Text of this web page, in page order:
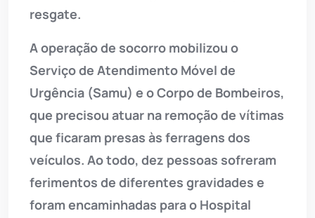
resgate.
A operação de socorro mobilizou o
Serviço de Atendimento Móvel de
Urgência (Samu) e o Corpo de Bombeiros,
que precisou atuar na remoção de vítimas
que ficaram presas às ferragens dos
veículos. Ao todo, dez pessoas sofreram
ferimentos de diferentes gravidades e
foram encaminhadas para o Hospital